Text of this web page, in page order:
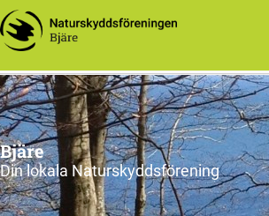
Bjäre
Din lokala Naturskyddsförening